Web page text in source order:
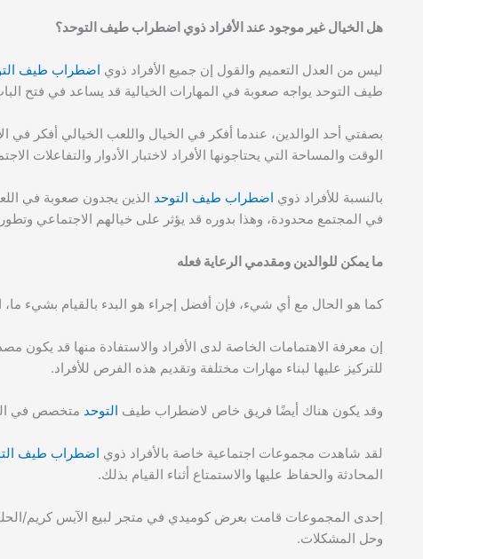
هل الخيال غير موجود عند الأفراد ذوي اضطراب طيف التوحد؟
ليس من العدل التعميم والقول إن جميع الأفراد ذوي اضطراب طيف
طيف التوحد يواجه صعوبة في المهارات الخيالية قد يساعد في فتح
بصفتي أحد الوالدين، عندما أفكر في الخيال واللعب الخيالي أفكر في
الوقت والمساحة التي يحتاجونها الأفراد لاختبار الأدوار والتفاعلات
بالنسبة للأفراد ذوي اضطراب طيف التوحد الذين يجدون صعوبة في
في المجتمع محدودة، وهذا بدوره قد يؤثر على خيالهم الاجتماعي
ما يمكن للوالدين ومقدمي الرعاية فعله
كما هو الحال مع أي شيء، فإن أفضل إجراء هو البدء بالقيام بشيء ما،
إن معرفة الاهتمامات الخاصة لدى الأفراد والاستفادة منها قد يكون
للتركيز عليها لبناء مهارات مختلفة وتقديم هذه الفرص للأفراد.
وقد يكون هناك أيضًا فريق خاص لاضطراب طيف التوحد متخصص في
لقد شاهدت مجموعات اجتماعية خاصة بالأفراد ذوي اضطراب طيف
المحادثة والحفاظ عليها والاستمتاع أثناء القيام بذلك.
إحدى المجموعات قامت بعرض كوميدي في متجر لبيع الآيس كريم/
وحل المشكلات.